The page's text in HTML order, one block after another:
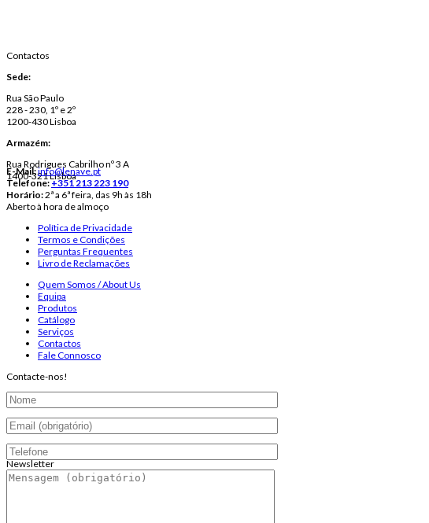
Contactos
Sede:
Rua São Paulo
228 - 230, 1º e 2º
1200-430 Lisboa
Armazém:
Rua Rodrigues Cabrilho nº 3 A
1400-321 Lisboa
E-Mail:info@lenave.pt
Telefone:+351 213 223 190
Horário:2ª a 6ª feira, das 9h às 18h
Aberto à hora de almoço
Política de Privacidade
Termos e Condições
Perguntas Frequentes
Livro de Reclamações
Quem Somos / About Us
Equipa
Produtos
Catálogo
Serviços
Contactos
Fale Connosco
Contacte-nos!
Newsletter
Endereço de email: